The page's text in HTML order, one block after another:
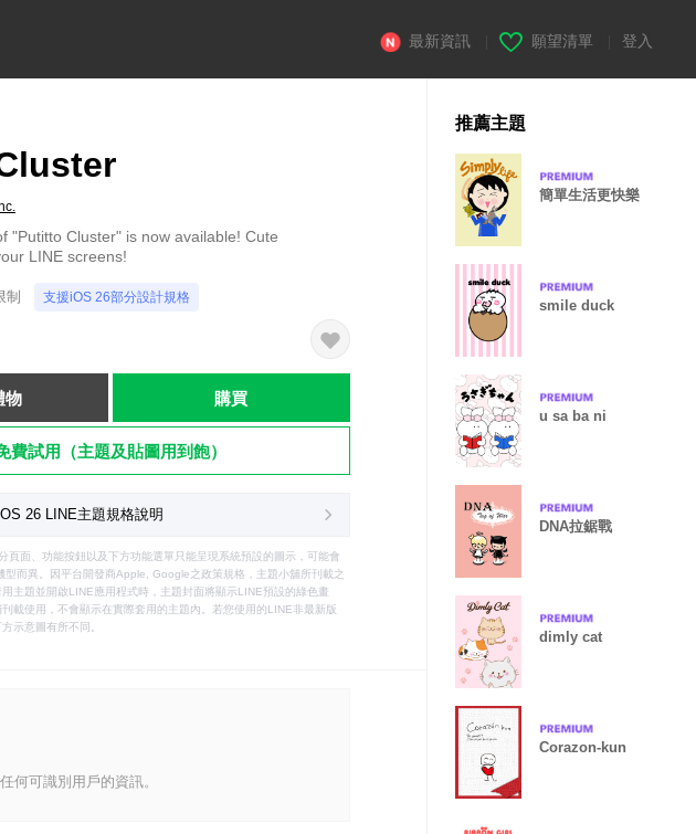
最新資訊 願望清單 登入
"Putitto Cluster" is now available! Cute
LINE screens!
制 支援iOS 26部分設計規格
物 購買
費試用（主題及貼圖用到飽）
26 LINE主題規格說明
頁面、功能按鈕以及下方功能選單只能呈現系統預設的圖示，可能會
型而異。因平台開發商Apple, Google之政策規格，主題小舖所刊載之
主題並開啟LINE應用程式時，主題封面將顯示LINE預設的綠色畫
載使用，不會顯示在實際套用的主題內。若您使用的LINE非最新版
示意圖有所不同。
何可識別用戶的資訊。
推薦主題
簡單生活更快樂
smile duck
u sa ba ni
DNA拉鋸戰
dimly cat
Corazon-kun